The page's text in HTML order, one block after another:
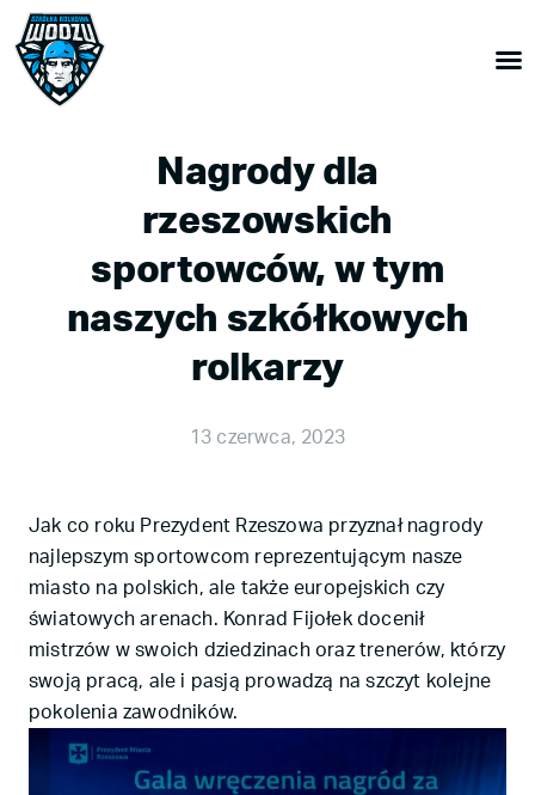
Nagrody dla
rzeszowskich
sportowców, w tym
naszych szkółkowych
rolkarzy
13 czerwca, 2023
Jak co roku Prezydent Rzeszowa przyznał nagrody
najlepszym sportowcom reprezentującym nasze
miasto na polskich, ale także europejskich czy
światowych arenach. Konrad Fijołek docenił
mistrzów w swoich dziedzinach oraz trenerów, którzy
swoją pracą, ale i pasją prowadzą na szczyt kolejne
pokolenia zawodników.